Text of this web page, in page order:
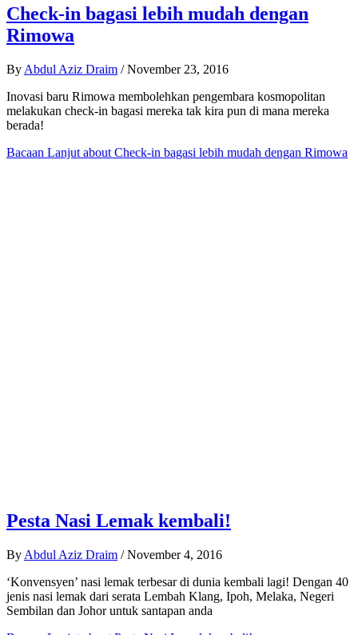
Check-in bagasi lebih mudah dengan
Rimowa
By Abdul Aziz Draim / November 23, 2016
Inovasi baru Rimowa membolehkan pengembara kosmopolitan
melakukan check-in bagasi mereka tak kira pun di mana mereka
berada!
Bacaan Lanjut about Check-in bagasi lebih mudah dengan Rimowa
Pesta Nasi Lemak kembali!
By Abdul Aziz Draim / November 4, 2016
‘Konvensyen’ nasi lemak terbesar di dunia kembali lagi! Dengan 40
jenis nasi lemak dari serata Lembah Klang, Ipoh, Melaka, Negeri
Sembilan dan Johor untuk santapan anda